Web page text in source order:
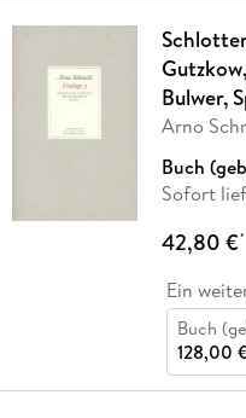
Bulwer,
Arno
Buch
Sofort
42,80 €*
Ein
Buch
128,00